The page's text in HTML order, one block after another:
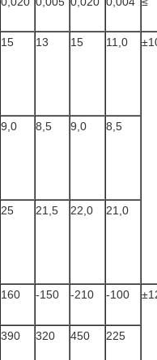
15 13 15 11,0
9,0 8,5 9,0 8,5
25 21,5 22,0 21,0
160 -150 -210 -100
390 320 450 225